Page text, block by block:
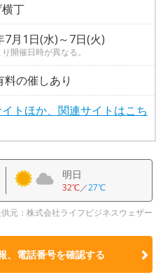
丁
7月1日(水)～7日(火)
開催日時が異なる。
料の催しあり
トほか、関連サイトはこち
明日
32℃／27℃
元：株式会社ライフビジネスウェザー
、電話番号を確認する